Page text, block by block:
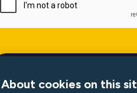
About cookies on this